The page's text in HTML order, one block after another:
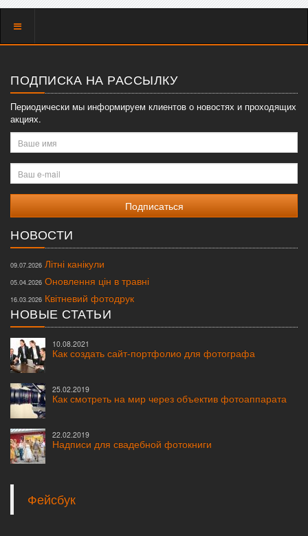
Показать
ПОДПИСКА НА РАССЫЛКУ
Периодически мы информируем клиентов о новостях и проходящих
акциях.
Ваше
имя
Ваш
e-
mail
НОВОСТИ
09.07.2026 Літні канікули
05.04.2026 Оновлення цін в травні
16.03.2026 Квітневий фотодрук
НОВЫЕ СТАТЬИ
10.08.2021
Как создать сайт-портфолио для фотографа
25.02.2019
Как смотреть на мир через объектив фотоаппарата
22.02.2019
Надписи для свадебной фотокниги
Фейсбук